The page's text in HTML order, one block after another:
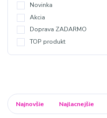
Novinka
Akcia
Doprava ZADARMO
TOP produkt
Najnovšie Najlacnejšie